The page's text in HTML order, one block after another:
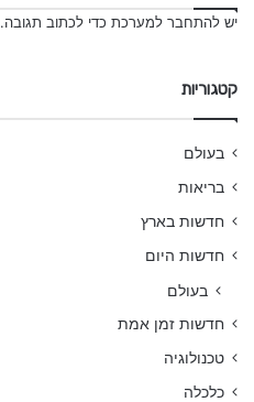
יש להתחבר למערכת כדי לכתוב תגובה.
קטגוריות
בעולם
בריאות
חדשות בארץ
חדשות היום
בעולם
חדשות זמן אמת
טכנולוגיה
כלכלה